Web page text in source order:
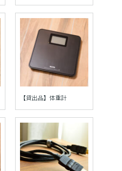
【貸出品】体重計